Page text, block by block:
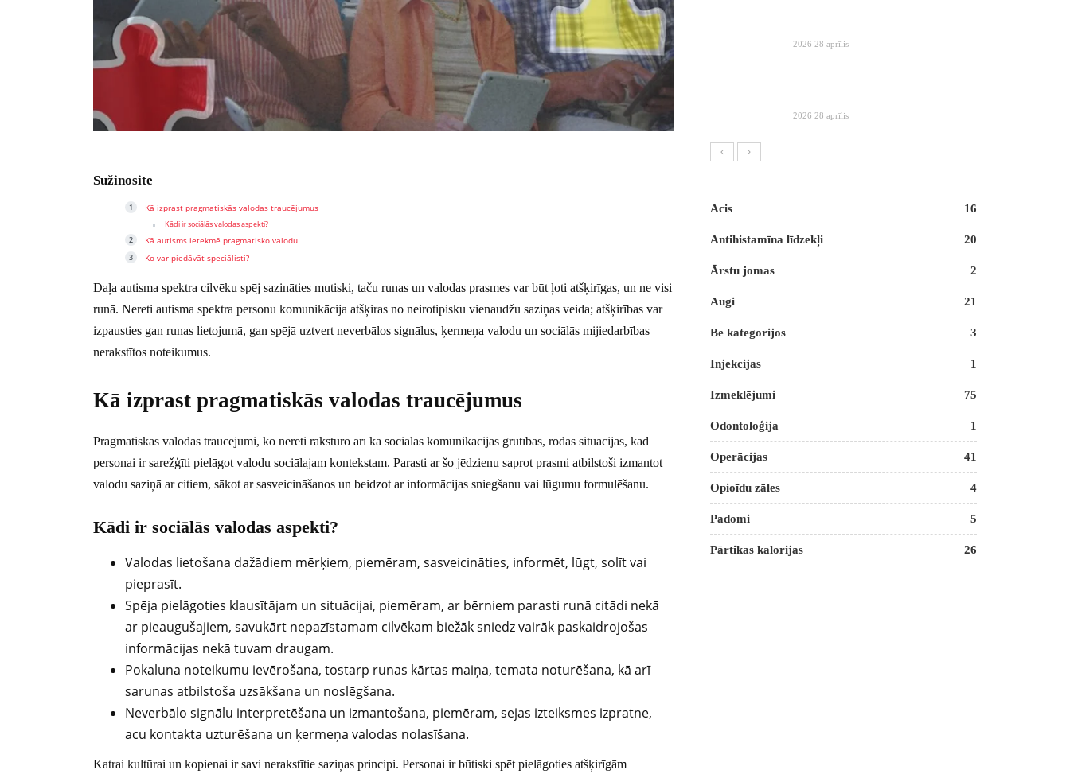
Sužinosite
Kā izprast pragmatiskās valodas traucējumus
Kādi ir sociālās valodas aspekti?
Kā autisms ietekmē pragmatisko valodu
Ko var piedāvāt speciālisti?
Daļa autisma spektra cilvēku spēj sazināties mutiski, taču runas un valodas prasmes var būt ļoti atšķirīgas, un ne visi
runā. Nereti autisma spektra personu komunikācija atšķiras no neirotipisku vienaudžu saziņas veida; atšķirības var
izpausties gan runas lietojumā, gan spējā uztvert neverbālos signālus, ķermeņa valodu un sociālās mijiedarbības
nerakstītos noteikumus.
Kā izprast pragmatiskās valodas traucējumus
Pragmatiskās valodas traucējumi, ko nereti raksturo arī kā sociālās komunikācijas grūtības, rodas situācijās, kad
personai ir sarežģīti pielāgot valodu sociālajam kontekstam. Parasti ar šo jēdzienu saprot prasmi atbilstoši izmantot
valodu saziņā ar citiem, sākot ar sasveicināšanos un beidzot ar informācijas sniegšanu vai lūgumu formulēšanu.
Kādi ir sociālās valodas aspekti?
Valodas lietošana dažādiem mērķiem, piemēram, sasveicināties, informēt, lūgt, solīt vai
pieprasīt.
Spēja pielāgoties klausītājam un situācijai, piemēram, ar bērniem parasti runā citādi nekā
ar pieaugušajiem, savukārt nepazīstamam cilvēkam biežāk sniedz vairāk paskaidrojošas
informācijas nekā tuvam draugam.
Pokaluna noteikumu ievērošana, tostarp runas kārtas maiņa, temata noturēšana, kā arī
sarunas atbilstoša uzsākšana un noslēgšana.
Neverbālo signālu interpretēšana un izmantošana, piemēram, sejas izteiksmes izpratne,
acu kontakta uzturēšana un ķermeņa valodas nolasīšana.
Katrai kultūrai un kopienai ir savi nerakstītie saziņas principi. Personai ir būtiski spēt pielāgoties atšķirīgām
2026 28 aprīlis
2026 28 aprīlis
Acis 16
Antihistamīna līdzekļi 20
Ārstu jomas 2
Augi 21
Be kategorijos 3
Injekcijas 1
Izmeklējumi 75
Odontoloģija 1
Operācijas 41
Opioīdu zāles 4
Padomi 5
Pārtikas kalorijas 26